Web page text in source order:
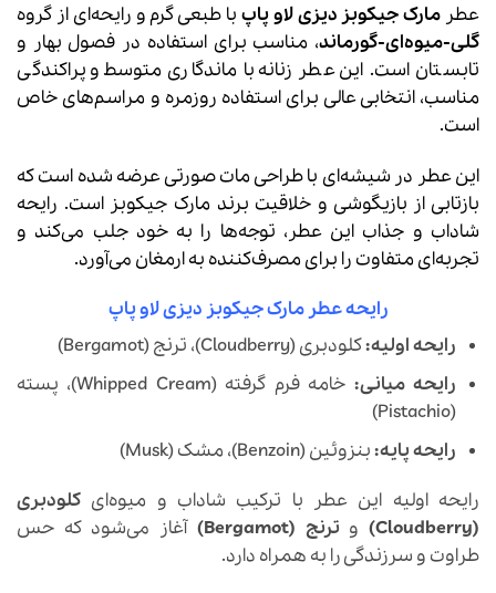
عطر مارک جیکوبز دیزی لاو پاپ با طبعی گرم و رایحه‌ای از گروه
گلی-میوه‌ای-گورماند، مناسب برای استفاده در فصول بهار و
تابستان است. این عطر زنانه با ماندگاری متوسط و پراکندگی
مناسب، انتخابی عالی برای استفاده روزمره و مراسم‌های خاص
است.
این عطر در شیشه‌ای با طراحی مات صورتی عرضه شده است که
بازتابی از بازیگوشی و خلاقیت برند مارک جیکوبز است. رایحه
شاداب و جذاب این عطر، توجه‌ها را به خود جلب می‌کند و
تجربه‌ای متفاوت را برای مصرف‌کننده به ارمغان می‌آورد.
رایحه عطر مارک جیکوبز دیزی لاو پاپ
رایحه اولیه:کلودبری (Cloudberry)، ترنج (Bergamot)
رایحه میانی:
خامه فرم گرفته (Whipped Cream)، پسته
(Pistachio)
رایحه پایه:بنزوئین (Benzoin)، مشک (Musk)
رایحه اولیه این عطر با ترکیب شاداب و میوه‌ای کلودبری
(Cloudberry)
و ترنج (Bergamot)
آغاز می‌شود که حس
طراوت و سرزندگی را به همراه دارد.